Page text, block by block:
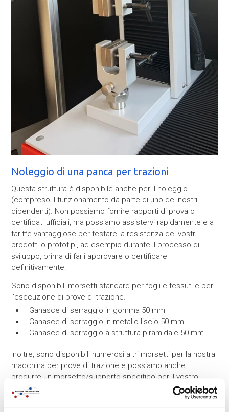
Noleggio di una panca per trazioni
Questa struttura è disponibile anche per il noleggio
(compreso il funzionamento da parte di uno dei nostri
dipendenti). Non possiamo fornire rapporti di prova o
certificati ufficiali, ma possiamo assistervi rapidamente e a
tariffe vantaggiose per testare la resistenza dei vostri
prodotti o prototipi, ad esempio durante il processo di
sviluppo, prima di farli approvare o certificare
definitivamente.
Sono disponibili morsetti standard per fogli e tessuti e per
l'esecuzione di prove di trazione.
Ganasce di serraggio in gomma 50 mm
Ganasce di serraggio in metallo liscio 50 mm
Ganasce di serraggio a struttura piramidale 50 mm
Inoltre, sono disponibili numerosi altri morsetti per la nostra
macchina per prove di trazione e possiamo anche
produrre un morsetto/supporto specifico per il vostro
prodotto o la vostra situazione di prova (o potete produrlo
voi stessi).